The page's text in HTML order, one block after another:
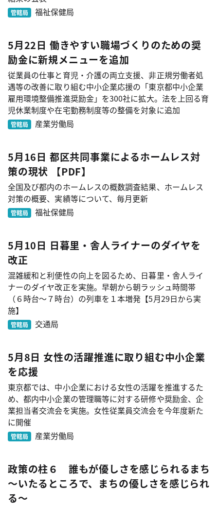
管轄局 福祉保健局
5月22日 働きやすい職場づくりのための奨
励金に新規メニューを追加
従業員の仕事と育児・介護の両立支援、非正規労働者処
遇等の改善に取り組む中小企業応援の「東京都中小企業
雇用環境整備推進奨励金」を300社に拡大。法を上回る育
児休業制度や在宅勤務制度等の整備を対象に追加
管轄局 産業労働局
5月16日 都区共同事業によるホームレス対
策の現状
【PDF】
全国及び都内のホームレスの概数調査結果、ホームレス
対策の概要、実績等について、毎月更新
管轄局 福祉保健局
5月10日 日暮里・舎人ライナーのダイヤを
改正
混雑緩和と利便性の向上を図るため、日暮里・舎人ライ
ナーのダイヤ改正を実施。早朝から朝ラッシュ時間帯
（６時台～７時台）の列車を１本増発【5月29日から実
施】
管轄局 交通局
5月8日 女性の活躍推進に取り組む中小企業
を応援
東京都では、中小企業における女性の活躍を推進するた
め、都内中小企業の管理職等に対する研修や奨励金、企
業担当者交流会を実施。女性従業員交流会を今年度新た
に開催
管轄局 産業労働局
政策の柱６ 誰もが優しさを感じられるまち
～いたるところで、まちの優しさを感じられ
る～